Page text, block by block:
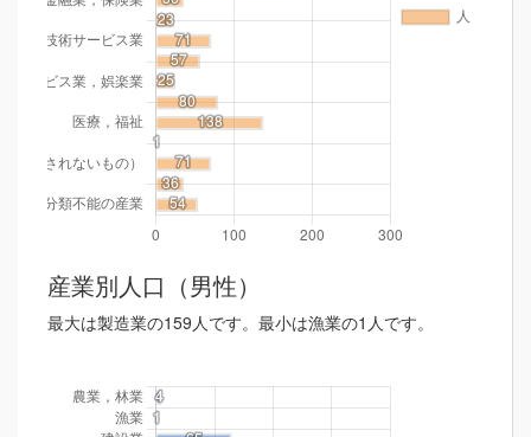
産業別人口（男性）
最大は製造業の159人です。最小は漁業の1人です。